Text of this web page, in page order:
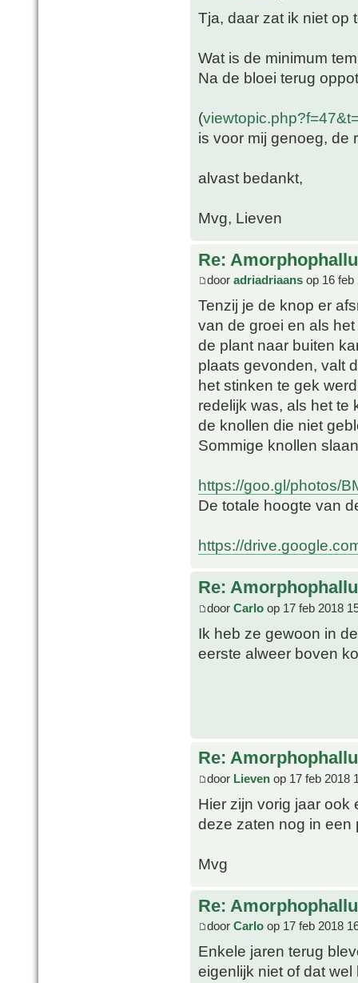
Tja, daar zat ik niet op
Wat is de minimum
Na de bloei terug
(
is voor mij genoeg, de
alvast bedankt,
Mvg, Lieven
Re:
door adriadriaans op 16 feb
Tenzij je de knop er
van de groei en als
de plant naar buiten
plaats gevonden, valt
het stinken te gek
redelijk was, als het te
de knollen die niet
Sommige knollen
https://goo.gl/photos/
De totale hoogte van
https://
Re:
door Carlo op 17 feb 2018
Ik heb ze gewoon in
eerste alweer boven
Re:
door Lieven op 17 feb 2018
Hier zijn vorig jaar
deze zaten nog in een
Mvg
Re:
door Carlo op 17 feb 2018
Enkele jaren terug
eigenlijk niet of dat